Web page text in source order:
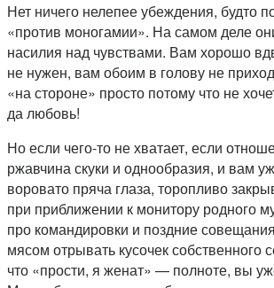
Нет ничего нелепее убеждения, будто
«против моногамии». На самом деле
насилия над чувствами. Вам хорошо
не нужен, вам обоим в голову не
«на стороне» просто потому что не
да любовь!
Но если чего-то не хватает, если
ржавчина скуки и однообразия, и вам
воровато пряча глаза, торопливо
при приближении к монитору родного
про командировки и поздние
мясом отрывать кусочек собственного
что «прости, я женат» — полноте, вы